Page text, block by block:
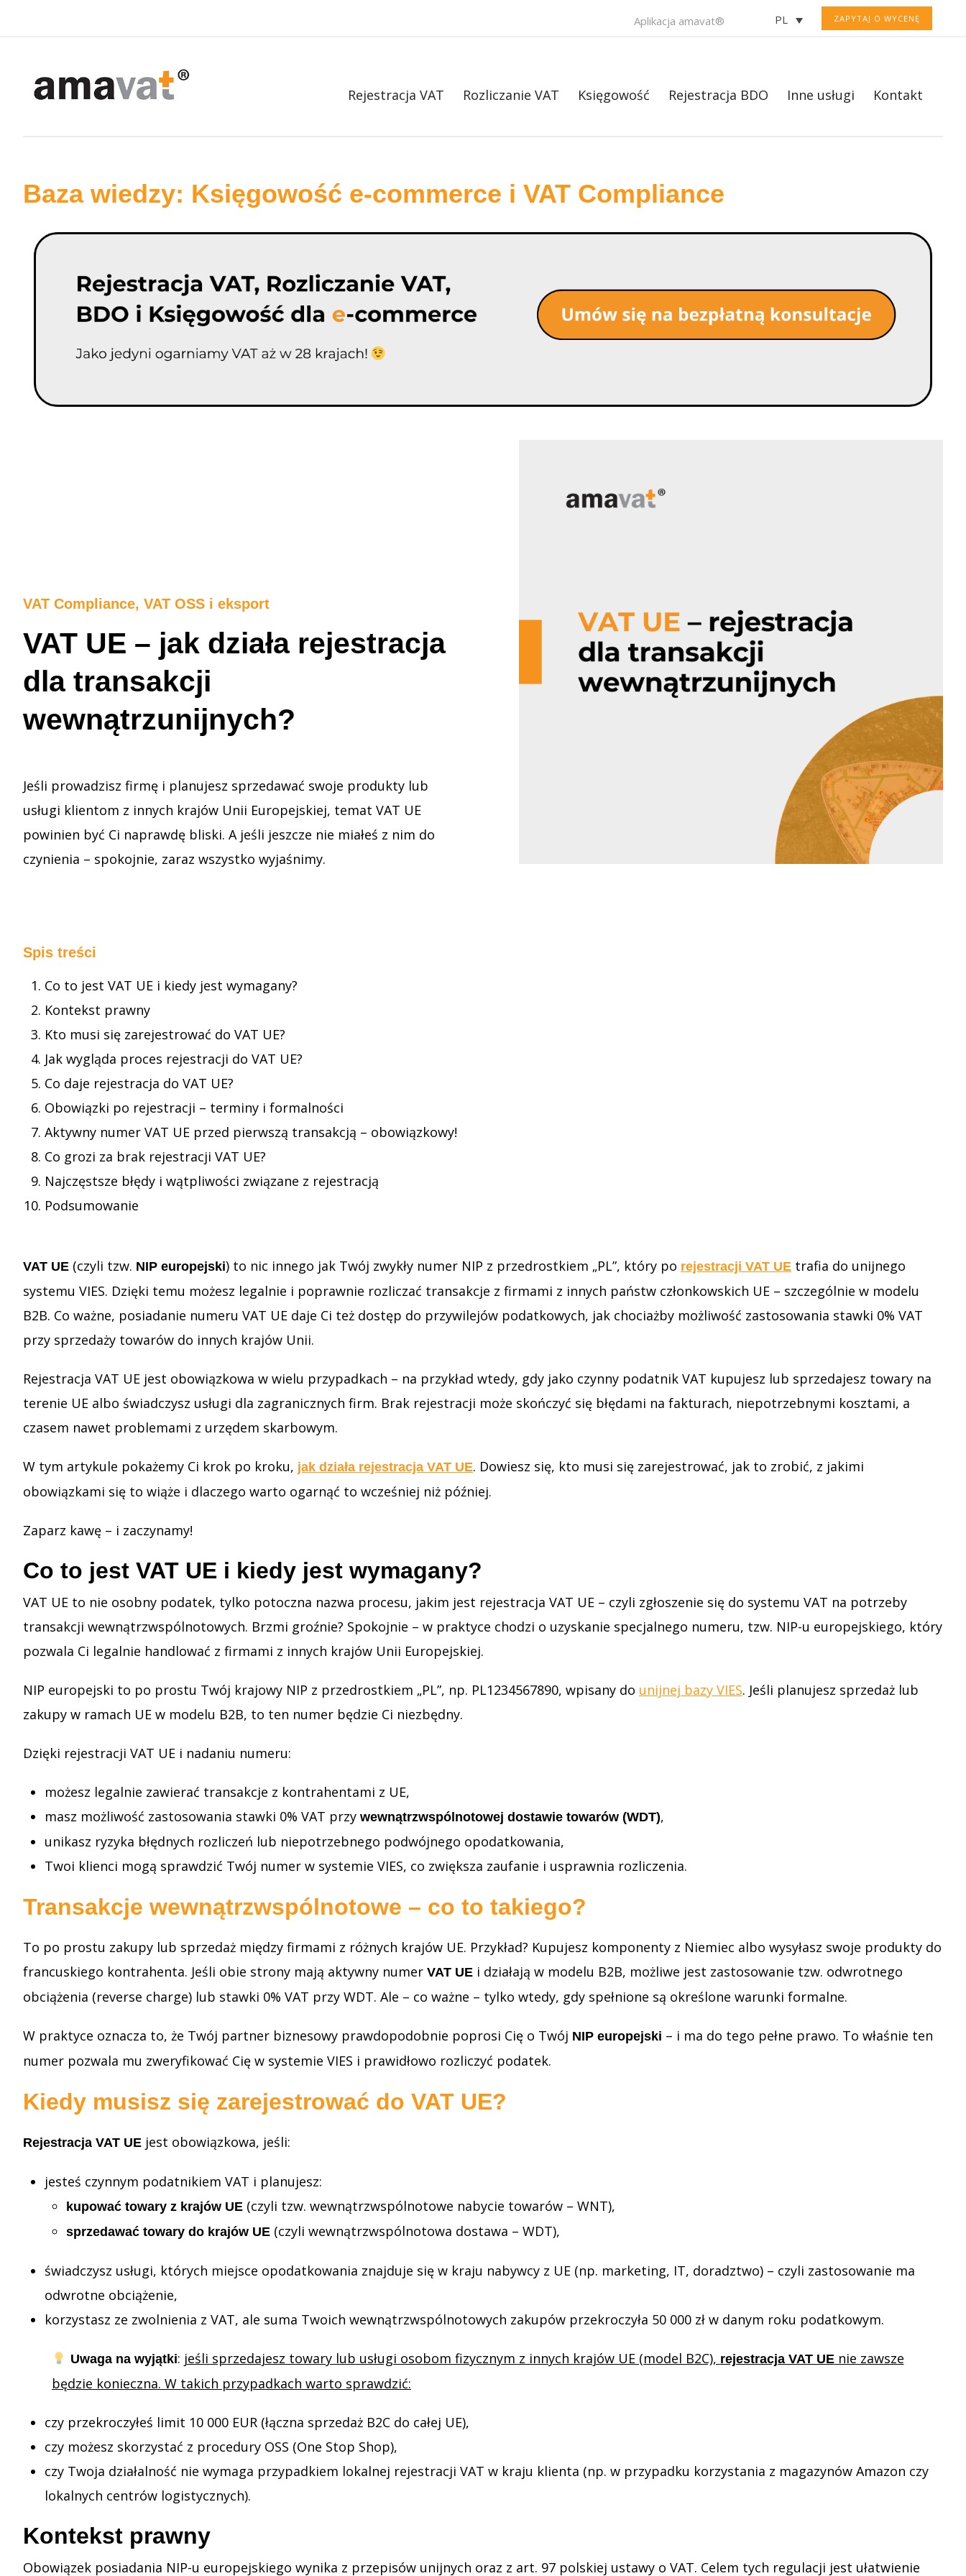
ZAPYTAJ O WYCENĘ
PL
Aplikacja amavat®
Rejestracja VAT Rozliczanie VAT Księgowość Rejestracja BDO Inne usługi Kontakt
Baza wiedzy: Księgowość e-commerce i VAT Compliance
VAT Compliance, VAT OSS i eksport
VAT UE – jak działa rejestracja
dla transakcji
wewnątrzunijnych?
Jeśli prowadzisz firmę i planujesz sprzedawać swoje produkty lub
usługi klientom z innych krajów Unii Europejskiej, temat VAT UE
powinien być Ci naprawdę bliski. A jeśli jeszcze nie miałeś z nim do
czynienia – spokojnie, zaraz wszystko wyjaśnimy.
Spis treści
Co to jest VAT UE i kiedy jest wymagany?
Kontekst prawny
Kto musi się zarejestrować do VAT UE?
Jak wygląda proces rejestracji do VAT UE?
Co daje rejestracja do VAT UE?
Obowiązki po rejestracji – terminy i formalności
Aktywny numer VAT UE przed pierwszą transakcją – obowiązkowy!
Co grozi za brak rejestracji VAT UE?
Najczęstsze błędy i wątpliwości związane z rejestracją
Podsumowanie
VAT UE (czyli tzw. NIP europejski) to nic innego jak Twój zwykły numer NIP z przedrostkiem „PL”, który po rejestracji VAT UE trafia do unijnego
systemu VIES. Dzięki temu możesz legalnie i poprawnie rozliczać transakcje z firmami z innych państw członkowskich UE – szczególnie w modelu
B2B. Co ważne, posiadanie numeru VAT UE daje Ci też dostęp do przywilejów podatkowych, jak chociażby możliwość zastosowania stawki 0% VAT
przy sprzedaży towarów do innych krajów Unii.
Rejestracja VAT UE jest obowiązkowa w wielu przypadkach – na przykład wtedy, gdy jako czynny podatnik VAT kupujesz lub sprzedajesz towary na
terenie UE albo świadczysz usługi dla zagranicznych firm. Brak rejestracji może skończyć się błędami na fakturach, niepotrzebnymi kosztami, a
czasem nawet problemami z urzędem skarbowym.
W tym artykule pokażemy Ci krok po kroku, jak działa rejestracja VAT UE. Dowiesz się, kto musi się zarejestrować, jak to zrobić, z jakimi
obowiązkami się to wiąże i dlaczego warto ogarnąć to wcześniej niż później.
Zaparz kawę – i zaczynamy!
Co to jest VAT UE i kiedy jest wymagany?
VAT UE to nie osobny podatek, tylko potoczna nazwa procesu, jakim jest rejestracja VAT UE – czyli zgłoszenie się do systemu VAT na potrzeby
transakcji wewnątrzwspólnotowych. Brzmi groźnie? Spokojnie – w praktyce chodzi o uzyskanie specjalnego numeru, tzw. NIP-u europejskiego, który
pozwala Ci legalnie handlować z firmami z innych krajów Unii Europejskiej.
NIP europejski to po prostu Twój krajowy NIP z przedrostkiem „PL”, np. PL1234567890, wpisany do unijnej bazy VIES. Jeśli planujesz sprzedaż lub
zakupy w ramach UE w modelu B2B, to ten numer będzie Ci niezbędny.
Dzięki rejestracji VAT UE i nadaniu numeru:
możesz legalnie zawierać transakcje z kontrahentami z UE,
masz możliwość zastosowania stawki 0% VAT przy wewnątrzwspólnotowej dostawie towarów (WDT),
unikasz ryzyka błędnych rozliczeń lub niepotrzebnego podwójnego opodatkowania,
Twoi klienci mogą sprawdzić Twój numer w systemie VIES, co zwiększa zaufanie i usprawnia rozliczenia.
Transakcje wewnątrzwspólnotowe – co to takiego?
To po prostu zakupy lub sprzedaż między firmami z różnych krajów UE. Przykład? Kupujesz komponenty z Niemiec albo wysyłasz swoje produkty do
francuskiego kontrahenta. Jeśli obie strony mają aktywny numer VAT UE i działają w modelu B2B, możliwe jest zastosowanie tzw. odwrotnego
obciążenia (reverse charge) lub stawki 0% VAT przy WDT. Ale – co ważne – tylko wtedy, gdy spełnione są określone warunki formalne.
W praktyce oznacza to, że Twój partner biznesowy prawdopodobnie poprosi Cię o Twój NIP europejski – i ma do tego pełne prawo. To właśnie ten
numer pozwala mu zweryfikować Cię w systemie VIES i prawidłowo rozliczyć podatek.
Kiedy musisz się zarejestrować do VAT UE?
Rejestracja VAT UE jest obowiązkowa, jeśli:
jesteś czynnym podatnikiem VAT i planujesz:
kupować towary z krajów UE (czyli tzw. wewnątrzwspólnotowe nabycie towarów – WNT),
sprzedawać towary do krajów UE (czyli wewnątrzwspólnotowa dostawa – WDT),
świadczysz usługi, których miejsce opodatkowania znajduje się w kraju nabywcy z UE (np. marketing, IT, doradztwo) – czyli zastosowanie ma
odwrotne obciążenie,
korzystasz ze zwolnienia z VAT, ale suma Twoich wewnątrzwspólnotowych zakupów przekroczyła 50 000 zł w danym roku podatkowym.
Uwaga na wyjątki: jeśli sprzedajesz towary lub usługi osobom fizycznym z innych krajów UE (model B2C), rejestracja VAT UEnie zawsze
będzie konieczna. W takich przypadkach warto sprawdzić:
czy przekroczyłeś limit 10 000 EUR (łączna sprzedaż B2C do całej UE),
czy możesz skorzystać z procedury OSS (One Stop Shop),
czy Twoja działalność nie wymaga przypadkiem lokalnej rejestracji VAT w kraju klienta (np. w przypadku korzystania z magazynów Amazon czy
lokalnych centrów logistycznych).
Kontekst prawny
Obowiązek posiadania NIP-u europejskiego wynika z przepisów unijnych oraz z art. 97 polskiej ustawy o VAT. Celem tych regulacji jest ułatwienie